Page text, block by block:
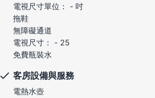
電視尺寸單位： - 吋
拖鞋
無障礙通道
電視尺寸： - 25
免費瓶裝水
客房設備與服務
電熱水壺